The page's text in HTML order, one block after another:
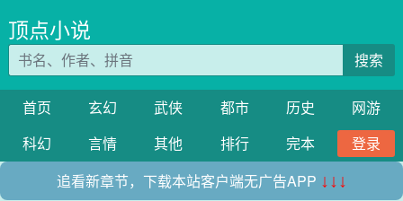
顶点小说
搜索
首页 玄幻 武侠 都市 历史
网游
科幻
言情 其他 排行 完本
登录
追看新章节，下载本站客户端无广告APP ↓↓↓